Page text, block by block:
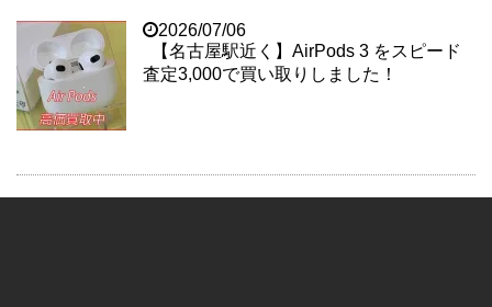
2026/07/06
【名古屋駅近く】AirPods 3 をスピード
査定3,000で買い取りしました！